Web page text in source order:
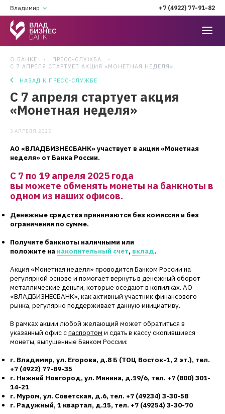
Владимир +7 (4922) 77-91-82
О БАНКЕ
ПРЕСС-СЛУЖБА
С 7 АПРЕЛЯ СТАРТУЕТ АКЦИЯ «МОНЕТНАЯ НЕДЕЛЯ»
НАЗАД К ПРЕСС-СЛУЖБЕ
С 7 апреля стартует акция
«Монетная неделя»
3 АПРЕЛЯ 2025
АО «ВЛАДБИЗНЕСБАНК» участвует в акции «Монетная
неделя» от Банка России.
С 7 по 19 апреля 2025 года
вы можете обменять монеты на банкноты в
одном из наших офисов.
Денежные средства принимаются без комиссии и без
ограничения по сумме.
Получите банкноты наличными или
положите на накопительный счет, вклад.
Акция «Монетная неделя» проводится Банком России на
регулярной основе и помогает вернуть в денежный оборот
металлические деньги, которые оседают в копилках. АО
«ВЛАДБИЗНЕСБАНК», как активный участник финансового
рынка, регулярно поддерживает данную инициативу.
В рамках акции любой желающий может обратиться в
указанный офис спаспортом и сдать в кассу скопившиеся
монеты, выпущенные Банком России:
г. Владимир, ул. Егорова, д.8 Б (ТОЦ Восток-1, 2 эт.), тел.
+7 (4922) 77-89-35
г. Нижний Новгород, ул. Минина, д.19/6, тел. +7 (800) 301-
14-21
г. Муром, ул. Советская, д.6, тел. +7 (49234) 3-30-58
г. Радужный, 1 квартал, д.15, тел. +7 (49254) 3-30-70